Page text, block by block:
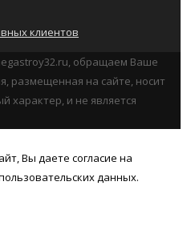
клиентов
обращаем Ваше
размещенная на сайте, носит
характер, и не является
Вы даете согласие на
данных.